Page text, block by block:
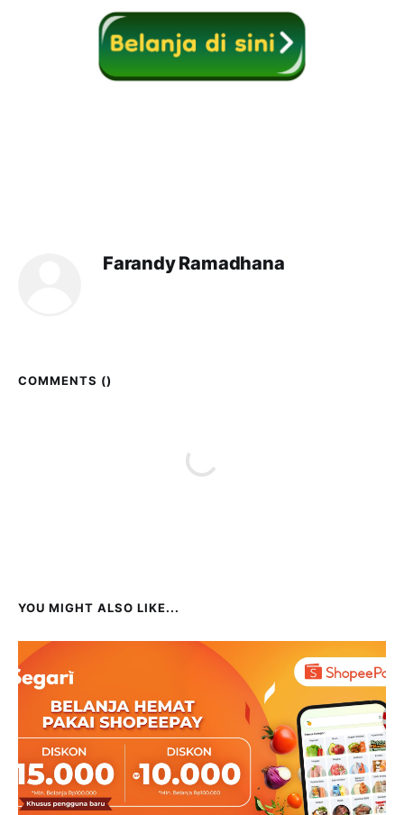
Farandy Ramadhana
COMMENTS ()
YOU MIGHT ALSO LIKE...